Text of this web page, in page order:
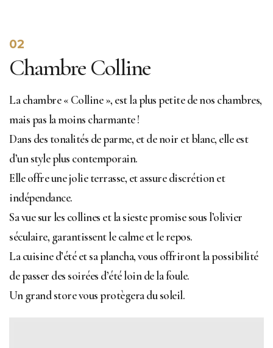
02
Chambre Colline
La chambre « Colline », est la plus petite de nos chambres,
mais pas la moins charmante !
Dans des tonalités de parme, et de noir et blanc, elle est
d’un style plus contemporain.
Elle offre une jolie terrasse, et assure discrétion et
indépendance.
Sa vue sur les collines et la sieste promise sous l’olivier
séculaire, garantissent le calme et le repos.
La cuisine d’été et sa plancha, vous offriront la possibilité
de passer des soirées d’été loin de la foule.
Un grand store vous protègera du soleil.